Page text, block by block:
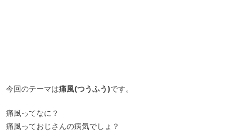
今回のテーマは痛風(つうふう)です。
痛風ってなに？
痛風っておじさんの病気でしょ？